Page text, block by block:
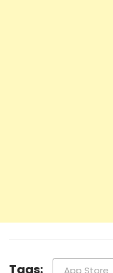
Tags: App Store